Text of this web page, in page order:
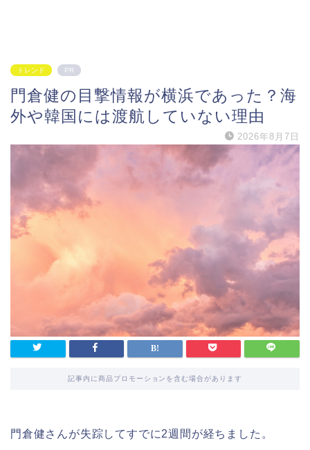
トレンド PR
門倉健の目撃情報が横浜であった？海
外や韓国には渡航していない理由
2026年8月7日
記事内に商品プロモーションを含む場合があります
門倉健さんが失踪してすでに2週間が経ちました。